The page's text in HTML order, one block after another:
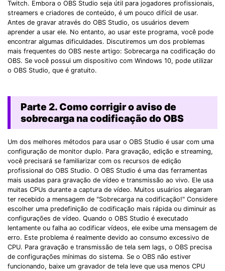
Twitch. Embora o OBS Studio seja útil para jogadores profissionais,
streamers e criadores de conteúdo, é um pouco difícil de usar.
Antes de gravar através do OBS Studio, os usuários devem
aprender a usar ele. No entanto, ao usar este programa, você pode
encontrar algumas dificuldades. Discutiremos um dos problemas
mais frequentes do OBS neste artigo: Sobrecarga na codificação do
OBS. Se você possui um dispositivo com Windows 10, pode utilizar
o OBS Studio, que é gratuito.
Parte 2. Como corrigir o aviso de
sobrecarga na codificação do OBS
Um dos melhores métodos para usar o OBS Studio é usar com uma
configuração de monitor duplo. Para gravação, edição e streaming,
você precisará se familiarizar com os recursos de edição
profissional do OBS Studio. O OBS Studio é uma das ferramentas
mais usadas para gravação de vídeo e transmissão ao vivo. Ele usa
muitas CPUs durante a captura de vídeo. Muitos usuários alegaram
ter recebido a mensagem de "Sobrecarga na codificação!" Considere
escolher uma predefinição de codificação mais rápida ou diminuir as
configurações de vídeo. Quando o OBS Studio é executado
lentamente ou falha ao codificar vídeos, ele exibe uma mensagem de
erro. Este problema é realmente devido ao consumo excessivo de
CPU. Para gravação e transmissão de tela sem lags, o OBS precisa
de configurações mínimas do sistema. Se o OBS não estiver
funcionando, baixe um gravador de tela leve que usa menos CPU